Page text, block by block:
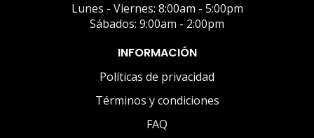
Lunes - Viernes: 8:00am - 5:00pm
Sábados: 9:00am - 2:00pm
INFORMACIÓN
Políticas de privacidad
Términos y condiciones
FAQ